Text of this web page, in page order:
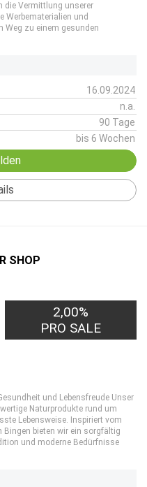
die Vermittlung unserer
Werbematerialien und
Weg zu einem gesunden
16.09.2024
n.a.
90 Tage
bis 6 Wochen
SHOP
2,00%
PRO SALE
und Lebensfreude Unser
Naturprodukte rund um
Lebensweise. Inspiriert vom
bieten wir ein sorgfältig
und moderne Bedürfnisse